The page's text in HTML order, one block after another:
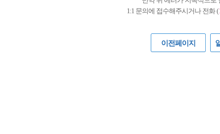
1:1 문의에 접수해주시거나 전화 (
이전페이지